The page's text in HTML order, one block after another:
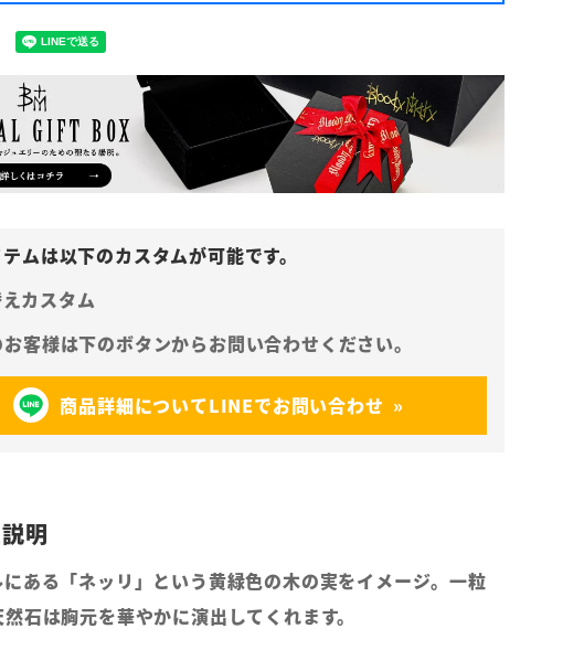
カスタム
商品詳細についてLINEでお問い合わせ
ある「ネッリ」という黄緑色の木の実をイメージ。一粒
石は胸元を華やかに演出してくれます。